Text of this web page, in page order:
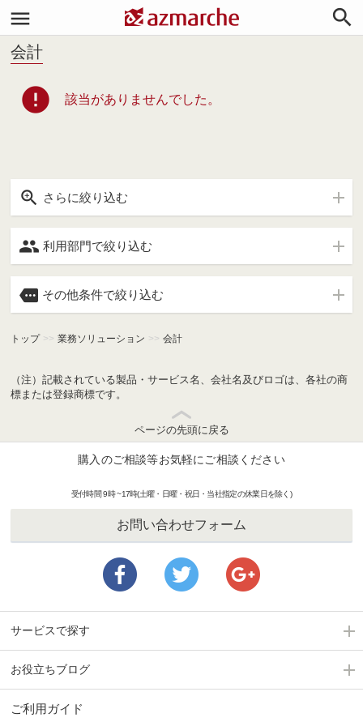


会計
error 該当がありませんでした。
 さらに絞り込む
 利用部門で絞り込む
 その他条件で絞り込む
トップ >> 業務ソリューション >> 会計
（注）記載されている製品・サービス名、会社名及びロゴは、各社の商
標または登録商標です。
ページの先頭に戻る
購入のご相談等お気軽にご相談ください
受付時間 9時 ~17時(土曜・日曜・祝日・当社指定の休業日を除く)
お問い合わせフォーム
サービスで探す
お役立ちブログ
ご利用ガイド